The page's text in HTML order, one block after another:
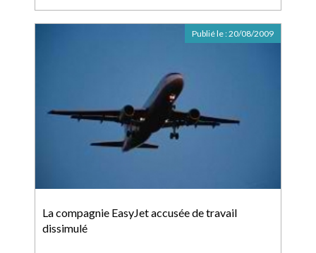
La compagnie EasyJet accusée de travail
dissimulé
Publié le :20/08/2009